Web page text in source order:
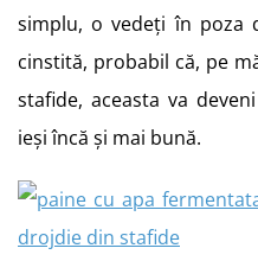
simplu, o vedeți în poza
cinstită, probabil că, pe
stafide, aceasta va
ieși încă și mai bună.